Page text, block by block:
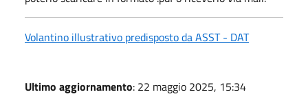
Volantino illustrativo predisposto da ASST - DAT
Ultimo aggiornamento: 22 maggio 2025, 15:34